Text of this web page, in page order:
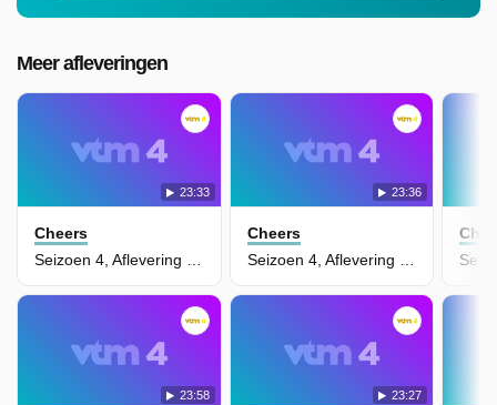
Meer afleveringen
23:33
Cheers
Seizoen 4, Aflevering 17 - Second Time Around
23:36
Cheers
Seizoen 4, Aflevering 16 - Cliffie's Big Score
23:58 23:27